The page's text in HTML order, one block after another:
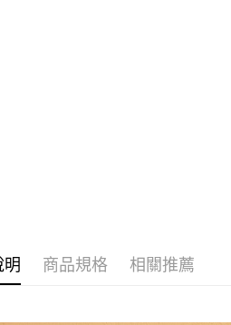
明 商品規格 相關推薦